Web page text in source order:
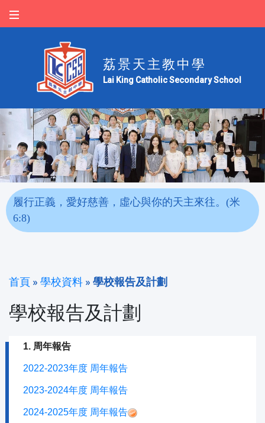
荔景天主教中學
Lai King Catholic Secondary School
履行正義，愛好慈善，虛心與你的天主來往。(米
6:8)
首頁 » 學校資料 » 學校報告及計劃
學校報告及計劃
1. 周年報告
2022-2023年度 周年報告
2023-2024年度 周年報告
2024-2025年度 周年報告